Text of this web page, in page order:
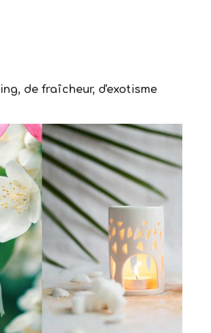
de fraîcheur, d'exotisme